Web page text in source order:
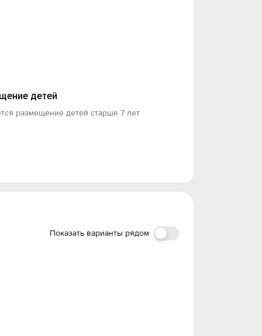
детей
размещение детей старше 7 лет
Показать варианты рядом